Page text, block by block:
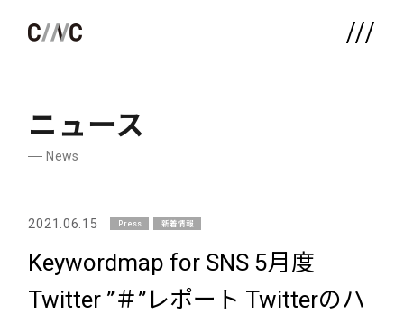
ニュース
News
2021.06.15 Press 新着情報
Keywordmap for SNS 5月度
Twitter ”＃”レポート Twitterのハ